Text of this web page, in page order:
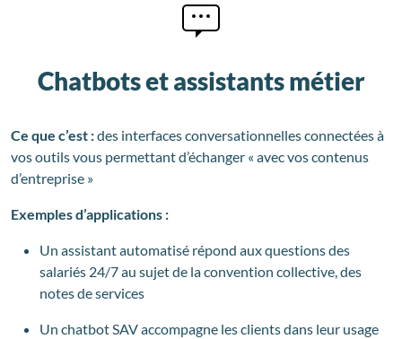
Chatbots et assistants métier
Ce que c’est :des interfaces conversationnelles connectées à
vos outils vous permettant d’échanger « avec vos contenus
d’entreprise »
Exemples d’applications :
Un assistant automatisé répond aux questions des
salariés 24/7 au sujet de la convention collective, des
notes de services
Un chatbot SAV accompagne les clients dans leur usage